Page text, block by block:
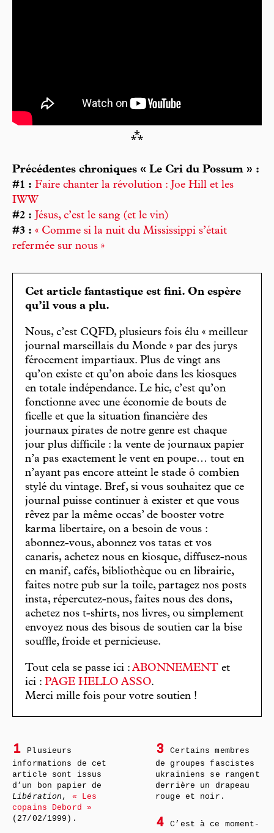
⁂
Précédentes chroniques « Le Cri du Possum » :
#1 : Faire chanter la révolution : Joe Hill et les
IWW
#2 : Jésus, c’est le sang (et le vin)
#3 : « Comme si la nuit du Mississippi s’était
refermée sur nous »
Cet article fantastique est fini. On espère
qu’il vous a plu.
Nous, c’est CQFD, plusieurs fois élu « meilleur
journal marseillais du Monde » par des jurys
férocement impartiaux. Plus de vingt ans
qu’on existe et qu’on aboie dans les kiosques
en totale indépendance. Le hic, c’est qu’on
fonctionne avec une économie de bouts de
ficelle et que la situation financière des
journaux pirates de notre genre est chaque
jour plus difficile : la vente de journaux papier
n’a pas exactement le vent en poupe… tout en
n’ayant pas encore atteint le stade ô combien
stylé du vintage. Bref, si vous souhaitez que ce
journal puisse continuer à exister et que vous
rêvez par la même occas’ de booster votre
karma libertaire, on a besoin de vous :
abonnez-vous, abonnez vos tatas et vos
canaris, achetez nous en kiosque, diffusez-nous
en manif, cafés, bibliothèque ou en librairie,
faites notre pub sur la toile, partagez nos posts
insta, répercutez-nous, faites nous des dons,
achetez nos t-shirts, nos livres, ou simplement
envoyez nous des bisous de soutien car la bise
souffle, froide et pernicieuse.
Tout cela se passe ici : ABONNEMENT et
ici : PAGE HELLO ASSO.
Merci mille fois pour votre soutien !
1
Plusieurs
informations de cet
article sont issus
d’un bon papier de
Libération , « Les
copains Debord »
(27/02/1999).
3
Certains membres
de groupes fascistes
ukrainiens se rangent
derrière un drapeau
rouge et noir.
4
C’est à ce moment-